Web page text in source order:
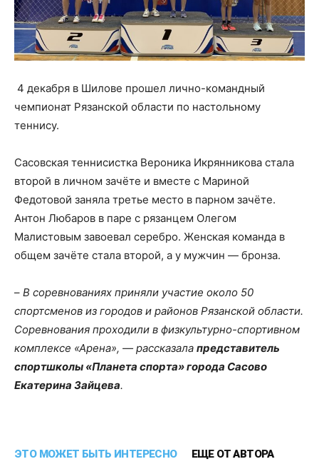
4 декабря в Шилове прошел лично-командный
чемпионат Рязанской области по настольному
теннису.
Сасовская теннисистка Вероника Икрянникова стала
второй в личном зачёте и вместе с Мариной
Федотовой заняла третье место в парном зачёте.
Антон Любаров в паре с рязанцем Олегом
Малистовым завоевал серебро. Женская команда в
общем зачёте стала второй, а у мужчин — бронза.
– В соревнованиях приняли участие около 50
спортсменов из городов и районов Рязанской области.
Соревнования проходили в физкультурно-спортивном
комплексе «Арена», — рассказала представитель
спортшколы «Планета спорта» города Сасово
Екатерина Зайцева.
ЭТО МОЖЕТ БЫТЬ ИНТЕРЕСНО ЕЩЕ ОТ АВТОРА